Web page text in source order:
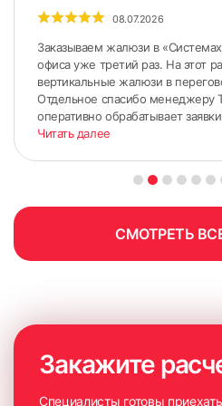
Замер проема для
монтажа рольставен
более низкая стоимость, если
роллетами, так как площадь
вся система прячется внутри
проем должен быть более
недостатков геометрии, отделки;
короб и направляющие
08.07.2026
Заказываем жалюзи в
офиса уже третий раз. На этот
вертикальные жалюзи в
Отдельное спасибо менеджеру
оперативно обрабатывает
Читать далее
СМОТРЕТЬ
Закажите
Специалисты готовы